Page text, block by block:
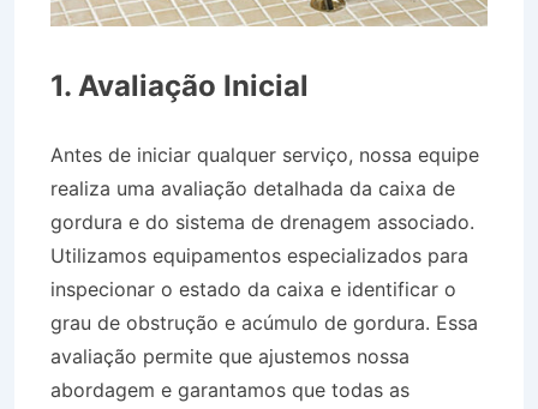
1. Avaliação Inicial
Antes de iniciar qualquer serviço, nossa equipe
realiza uma avaliação detalhada da caixa de
gordura e do sistema de drenagem associado.
Utilizamos equipamentos especializados para
inspecionar o estado da caixa e identificar o
grau de obstrução e acúmulo de gordura. Essa
avaliação permite que ajustemos nossa
abordagem e garantamos que todas as